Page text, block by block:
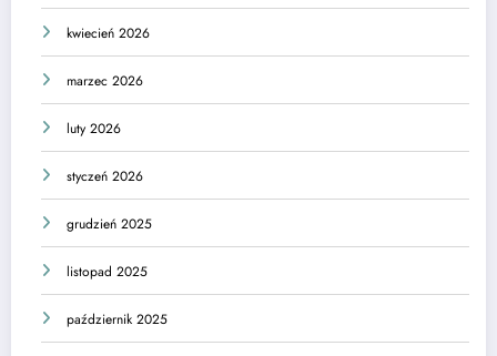
kwiecień 2026
marzec 2026
luty 2026
styczeń 2026
grudzień 2025
listopad 2025
październik 2025